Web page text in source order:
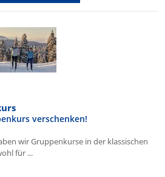
verschenken!
wir Gruppenkurse in der klassischen
für ...